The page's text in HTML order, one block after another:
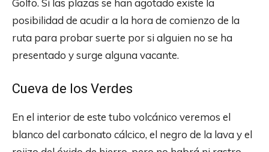
Golfo. Si las plazas se han agotado existe la
posibilidad de acudir a la hora de comienzo de la
ruta para probar suerte por si alguien no se ha
presentado y surge alguna vacante.
Cueva de los Verdes
En el interior de este tubo volcánico veremos el
blanco del carbonato cálcico, el negro de la lava y el